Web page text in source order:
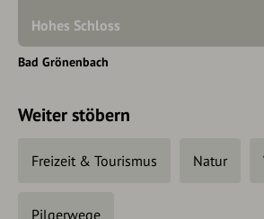
Hohes Schloss
Bad Grönenbach
Weiter stöbern
Freizeit & Tourismus Natur
Pilgerwege